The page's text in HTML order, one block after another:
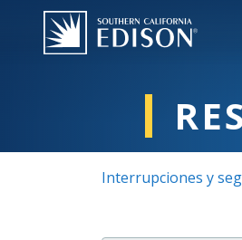
Pasar al contenido principal
Interrupciones y